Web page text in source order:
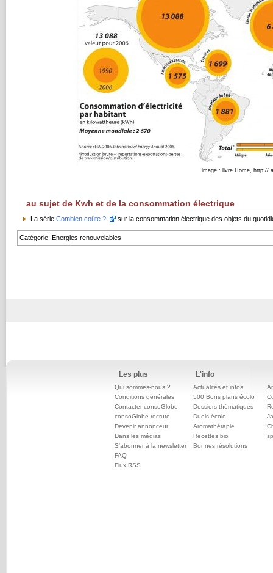
image : livre Home, http://
au sujet de Kwh et de la consommation électrique
La série Combien coûte ? sur la consommation électrique des objets du
Catégorie: Energies renouvelables
Les plus
Qui sommes-nous ?
Conditions générales
Contacter consoGlobe
consoGlobe recrute
Devenir annonceur
Dans les médias
S'abonner à la newsletter
FAQ
Flux RSS
L'info
Actualités et infos
500 Bons plans écolo
Dossiers thématiques
Duels écolo
Aromathérapie
Recettes bio
Bonnes résolutions